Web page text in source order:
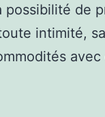
possibilité de
intimité,
avec